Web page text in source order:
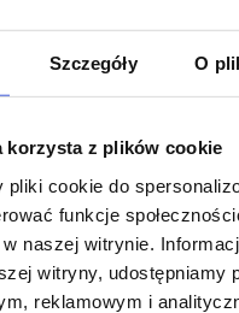
Szczegóły O
korzysta z plików cookie
pliki cookie do
funkcje
naszej witrynie.
witryny, udostępniamy
reklamowym i
in this
MORE